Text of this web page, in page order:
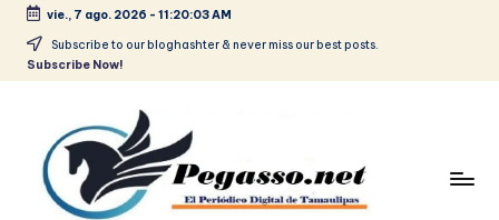
Saltar
vie., 7 ago. 2026 - 11:20:04 AM
Subscribe to our bloghashter & never miss our best posts.
Subscribe Now!